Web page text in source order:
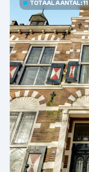
TOTAAL AANTAL: 11